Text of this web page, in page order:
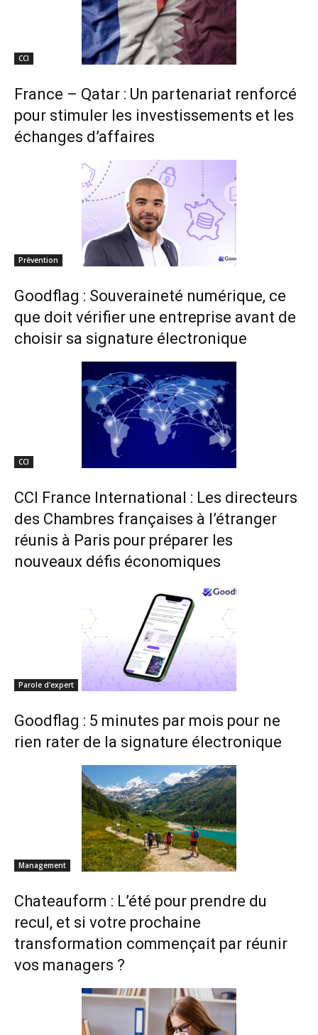
CCI
France – Qatar : Un partenariat renforcé
pour stimuler les investissements et les
échanges d’affaires
Prévention
Goodflag : Souveraineté numérique, ce
que doit vérifier une entreprise avant de
choisir sa signature électronique
CCI
CCI France International : Les directeurs
des Chambres françaises à l’étranger
réunis à Paris pour préparer les
nouveaux défis économiques
Parole d'expert
Goodflag : 5 minutes par mois pour ne
rien rater de la signature électronique
Management
Chateauform : L’été pour prendre du
recul, et si votre prochaine
transformation commençait par réunir
vos managers ?